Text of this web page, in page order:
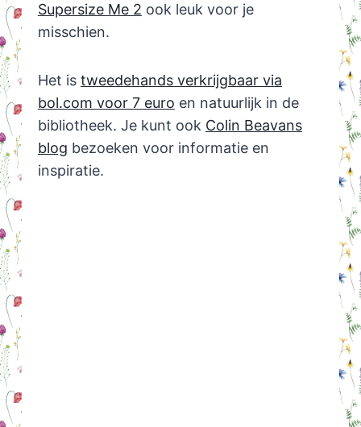
Supersize Me 2 ook leuk voor je
misschien.
Het is tweedehands verkrijgbaar via
bol.com voor 7 euro en natuurlijk in de
bibliotheek. Je kunt ook Colin Beavans
blog bezoeken voor informatie en
inspiratie.